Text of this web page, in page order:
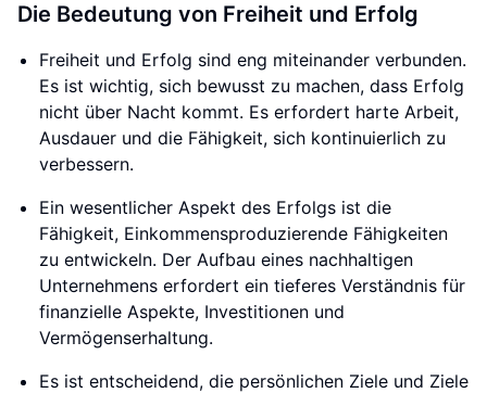
Die Bedeutung von Freiheit und Erfolg
Freiheit und Erfolg sind eng miteinander verbunden.
Es ist wichtig, sich bewusst zu machen, dass Erfolg
nicht über Nacht kommt. Es erfordert harte Arbeit,
Ausdauer und die Fähigkeit, sich kontinuierlich zu
verbessern.
Ein wesentlicher Aspekt des Erfolgs ist die
Fähigkeit, Einkommensproduzierende Fähigkeiten
zu entwickeln. Der Aufbau eines nachhaltigen
Unternehmens erfordert ein tieferes Verständnis für
finanzielle Aspekte, Investitionen und
Vermögenserhaltung.
Es ist entscheidend, die persönlichen Ziele und Ziele